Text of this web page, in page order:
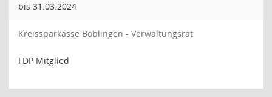
bis 31.03.2024
Kreissparkasse Böblingen - Verwaltungsrat
FDP Mitglied